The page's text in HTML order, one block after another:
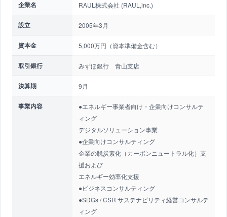
企業名 RAUL株式会社 (RAUL,inc.)
設立 2005年3月
資本金 5,000万円（資本準備金含む）
取引銀行 みずほ銀行 青山支店
決算期 9月
事業内容
●エネルギー事業者向け・企業向けコンサルテ
ィング
デジタルソリューション事業
●企業向けコンサルティング
企業の脱炭素化（カーボンニュートラル化）支
援および
エネルギー効率化支援
●ビジネスコンサルティング
●SDGs / CSR サステナビリティ経営コンサルテ
ィング